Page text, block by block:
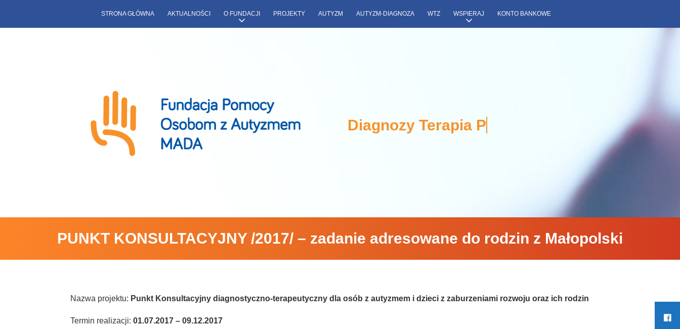
STRONA GŁÓWNA AKTUALNOŚCI O FUNDACJI PROJEKTY AUTYZM AUTYZM-DIAGNOZA WTZ WSPIERAJ KONTO BANKOWE
Diagnozy Terapia Porady Wsparcie
PUNKT KONSULTACYJNY /2017/ – zadanie adresowane do rodzin z Małopolski
Nazwa projektu: Punkt Konsultacyjny diagnostyczno-terapeutyczny dla osób z autyzmem i dzieci z zaburzeniami rozwoju oraz ich rodzin
Termin realizacji:01.07.2017 – 09.12.2017